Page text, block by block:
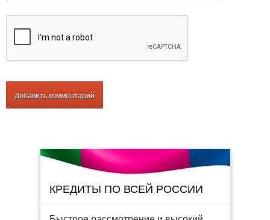
КРЕДИТЫ ПО ВСЕЙ РОССИИ